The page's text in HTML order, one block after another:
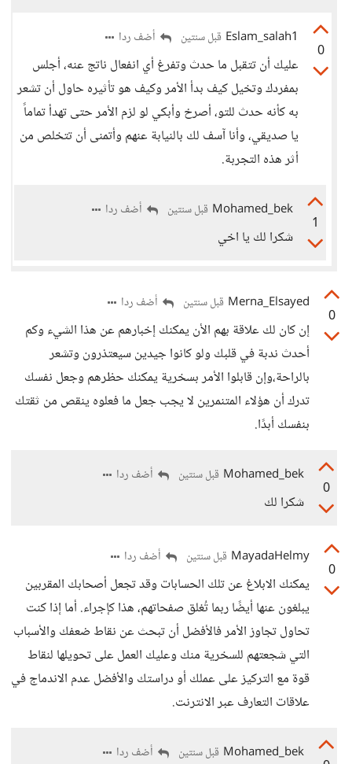
0
Eslam_salah1 قبل سنتين أضف ردا
عليك أن تتقبل ما حدث وتفرغ أي انفعال ناتج عنه، أجلس
بمفردك وتخيل كيف بدأ الأمر وكيف هو تأثيره حاول أن تشعر
به كأنه حدث للتو، أصرخ وأبكي لو لزم الأمر حتى تهدأ تماماً
يا صديقي، وأنا آسف لك بالنيابة عنهم وأتمنى أن تتخلص من
أثر هذه التجربة.
1
Mohamed_bek قبل سنتين أضف ردا
شكرا لك يا اخي
0
Merna_Elsayed قبل سنتين أضف ردا
إن كان لك علاقة بهم الأن يمكنك إخبارهم عن هذا الشيء وكم
أحدث ندبة في قلبك ولو كانوا جيدين سيعتذرون وتشعر
بالراحة،وإن قابلوا الأمر بسخرية يمكنك حظرهم وجعل نفسك
تدرك أن هؤلاء المتنمرين لا يجب جعل ما فعلوه ينقص من ثقتك
بنفسك أبدًا.
0
Mohamed_bek قبل سنتين أضف ردا
شكرا لك
0
MayadaHelmy قبل سنتين أضف ردا
يمكنك الابلاغ عن تلك الحسابات وقد تجعل أصحابك المقربين
يبلغون عنها أيضًا ربما تُغلق صفحاتهم، هذا كإجراء. أما إذا كنت
تحاول تجاوز الأمر فالأفضل أن تبحث عن نقاط ضعفك والأسباب
التي شجعتهم للسخرية منك وعليك العمل على تحويلها لنقاط
قوة مع التركيز على عملك أو دراستك والأفضل عدم الاندماج في
علاقات التعارف عبر الانترنت.
Mohamed_bek قبل سنتين أضف ردا